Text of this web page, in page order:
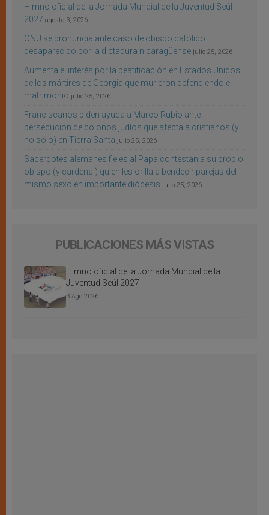
Himno oficial de la Jornada Mundial de la Juventud Seúl
2027 agosto 3, 2026
ONU se pronuncia ante caso de obispo católico
desaparecido por la dictadura nicaragüense julio 25, 2026
Aumenta el interés por la beatificación en Estados Unidos
de los mártires de Georgia que murieron defendiendo el
matrimonio julio 25, 2026
Franciscanos piden ayuda a Marco Rubio ante
persecución de colonos judíos que afecta a cristianos (y
no sólo) en Tierra Santa julio 25, 2026
Sacerdotes alemanes fieles al Papa contestan a su propio
obispo (y cardenal) quien les orilla a bendecir parejas del
mismo sexo en importante diócesis julio 25, 2026
PUBLICACIONES MÁS VISTAS
Himno oficial de la Jornada Mundial de la
Juventud Seúl 2027
3 Ago 2026